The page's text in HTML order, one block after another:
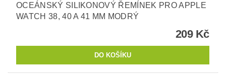
OCEÁNSKÝ SILIKONOVÝ ŘEMÍNEK PRO APPLE
WATCH 38, 40 A 41 MM MODRÝ
209 Kč